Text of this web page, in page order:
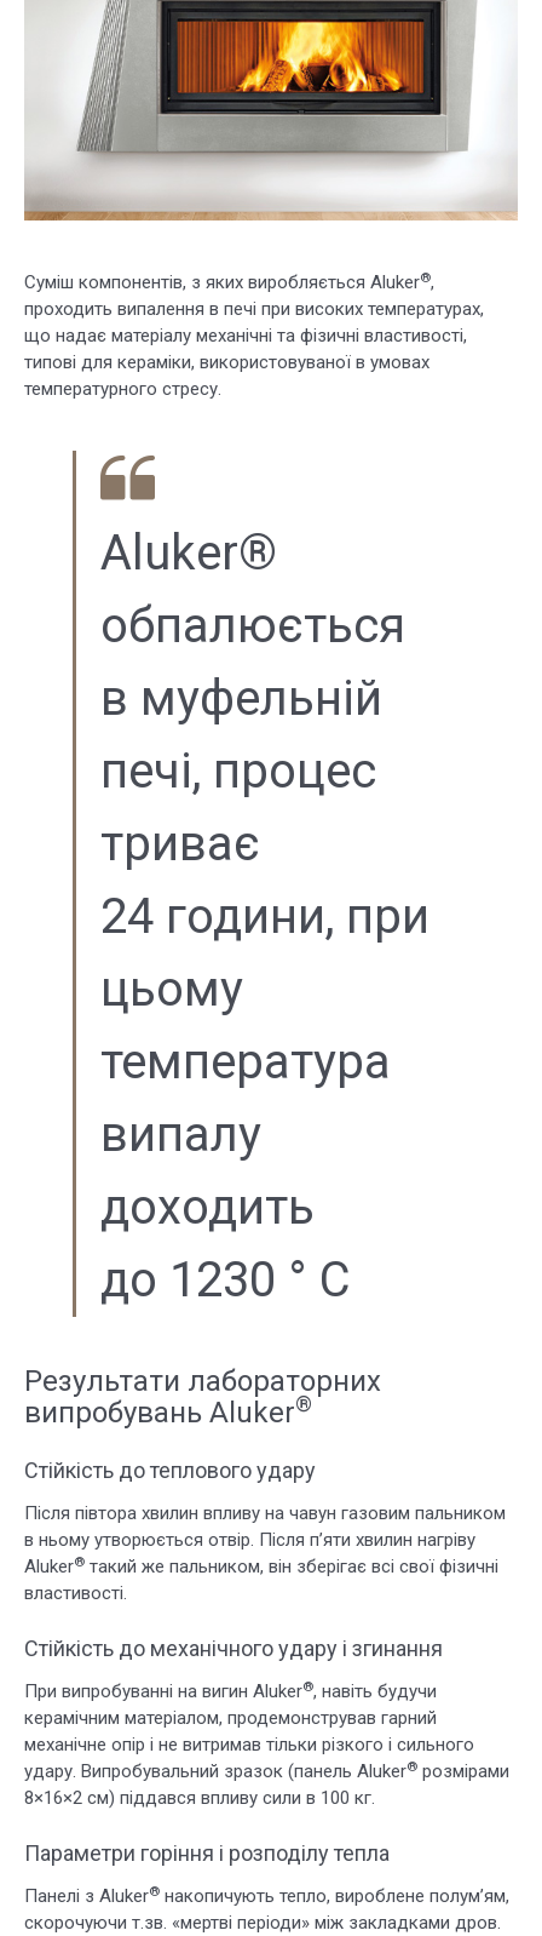
Суміш компонентів, з яких виробляється Aluker®,
проходить випалення в печі при високих температурах,
що надає матеріалу механічні та фізичні властивості,
типові для кераміки, використовуваної в умовах
температурного стресу.
Aluker®
обпалюється
в муфельній
печі, процес
триває
24 години, при
цьому
температура
випалу
доходить
до 1230 ° C
Результати лабораторних
випробувань Aluker®
Стійкість до теплового удару
Після півтора хвилин впливу на чавун газовим пальником
в ньому утворюється отвір. Після п’яти хвилин нагріву
Aluker® такий же пальником, він зберігає всі свої фізичні
властивості.
Стійкість до механічного удару і згинання
При випробуванні на вигин Aluker®, навіть будучи
керамічним матеріалом, продемонстрував гарний
механічне опір і не витримав тільки різкого і сильного
удару. Випробувальний зразок (панель Aluker® розмірами
8×16×2 см) піддався впливу сили в 100 кг.
Параметри горіння і розподілу тепла
Панелі з Aluker® накопичують тепло, вироблене полум’ям,
скорочуючи т.зв. «мертві періоди» між закладками дров.